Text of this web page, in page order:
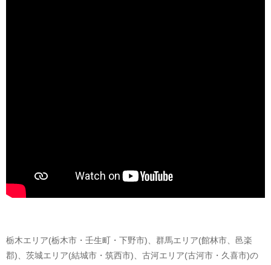
栃木エリア(栃木市・壬生町・下野市)、群馬エリア(館林市、邑楽
郡)、茨城エリア(結城市・筑西市)、古河エリア(古河市・久喜市)の